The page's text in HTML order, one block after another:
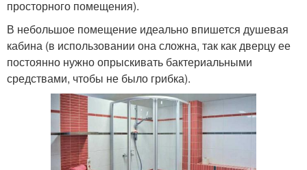
просторного помещения).
В небольшое помещение идеально впишется душевая
кабина (в использовании она сложна, так как дверцу ее
постоянно нужно опрыскивать бактериальными
средствами, чтобы не было грибка).